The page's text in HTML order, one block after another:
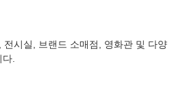
전시실, 브랜드 소매점, 영화관 및 다양
.